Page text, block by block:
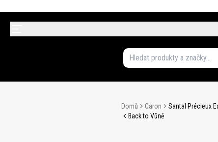
Domů Caron
Santal Précieux
Back to Vůně